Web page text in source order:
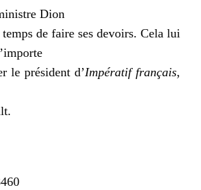
Dion
de faire ses devoirs. Cela lui
le président d’Impératif français,